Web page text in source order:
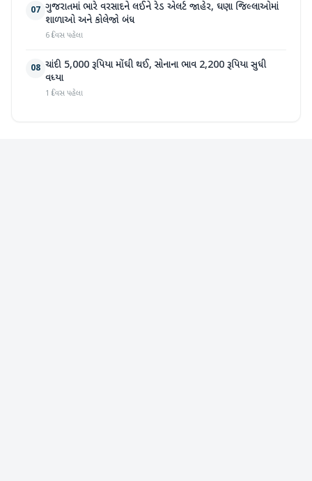
07 ગુજરાતમાં ભારે વરસાદને લઈને રેડ એલર્ટ જાહેર, ઘણા જિલ્લાઓમાં
શાળાઓ અને કોલેજો બંધ
6 દિવસ પહેલા
08 ચાંદી 5,000 રૂપિયા મોંઘી થઈ, સોનાના ભાવ 2,200 રૂપિયા સુધી
વધ્યા
1 દિવસ પહેલા